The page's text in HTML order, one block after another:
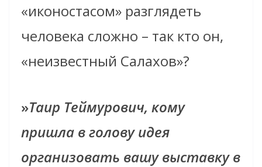
«иконостасом» разглядеть
человека сложно – так кто он,
«неизвестный Салахов»?
»Таир Теймурович, кому
пришла в голову идея
организовать вашу выставку в